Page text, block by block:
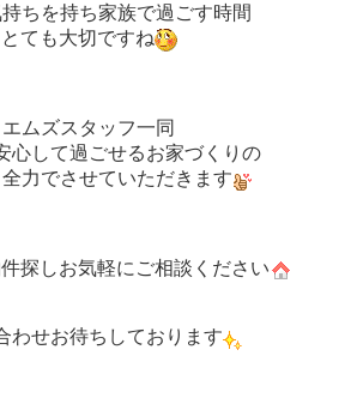
ちを持ち家族で過ごす時間
とても大切ですね
エムズスタッフ一同
心して過ごせるお家づくりの
力でさせていただきます
探しお気軽にご相談ください
わせお待ちしております